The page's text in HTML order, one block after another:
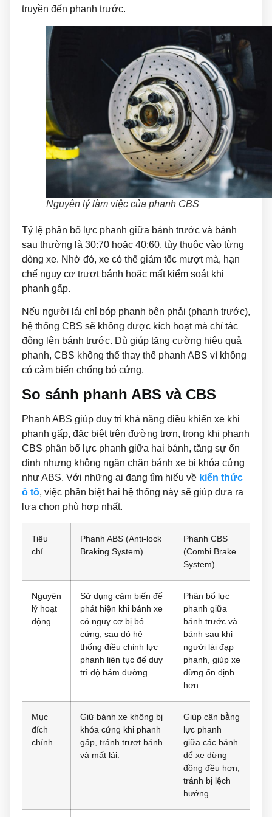
truyền đến phanh trước.
Nguyên lý làm việc của phanh CBS
Tỷ lệ phân bổ lực phanh giữa bánh trước và bánh
sau thường là 30:70 hoặc 40:60, tùy thuộc vào từng
dòng xe. Nhờ đó, xe có thể giảm tốc mượt mà, hạn
chế nguy cơ trượt bánh hoặc mất kiểm soát khi
phanh gấp.
Nếu người lái chỉ bóp phanh bên phải (phanh trước),
hệ thống CBS sẽ không được kích hoạt mà chỉ tác
động lên bánh trước. Dù giúp tăng cường hiệu quả
phanh, CBS không thể thay thế phanh ABS vì không
có cảm biến chống bó cứng.
So sánh phanh ABS và CBS
Phanh ABS giúp duy trì khả năng điều khiển xe khi
phanh gấp, đặc biệt trên đường trơn, trong khi phanh
CBS phân bổ lực phanh giữa hai bánh, tăng sự ổn
định nhưng không ngăn chặn bánh xe bị khóa cứng
như ABS. Với những ai đang tìm hiểu về kiến thức
ô tô, việc phân biệt hai hệ thống này sẽ giúp đưa ra
lựa chọn phù hợp nhất.
Tiêu
chí
Phanh ABS (Anti-lock
Braking System)
Phanh CBS
(Combi Brake
System)
Nguyên
lý hoạt
động
Sử dụng cảm biến để
phát hiện khi bánh xe
có nguy cơ bị bó
cứng, sau đó hệ
thống điều chỉnh lực
phanh liên tục để duy
trì độ bám đường.
Phân bổ lực
phanh giữa
bánh trước và
bánh sau khi
người lái đạp
phanh, giúp xe
dừng ổn định
hơn.
Mục
đích
chính
Giữ bánh xe không bị
khóa cứng khi phanh
gấp, tránh trượt bánh
và mất lái.
Giúp cân bằng
lực phanh
giữa các bánh
để xe dừng
đồng đều hơn,
tránh bị lệch
hướng.